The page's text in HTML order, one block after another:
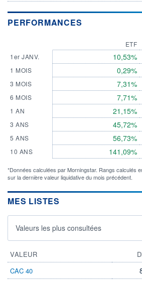
PERFORMANCES
1er JANV.
1 MOIS
3 MOIS
6 MOIS
1 AN
3 ANS
5 ANS
10 ANS
ETF
10,53%
0,29%
7,31%
7,71%
21,15%
45,72%
56,73%
141,09%
*Données calculées par Morningstar. Rangs calculés
sur la dernière valeur liquidative du mois précédent.
MES LISTES
Valeurs les plus consultées
VALEUR
CAC 40